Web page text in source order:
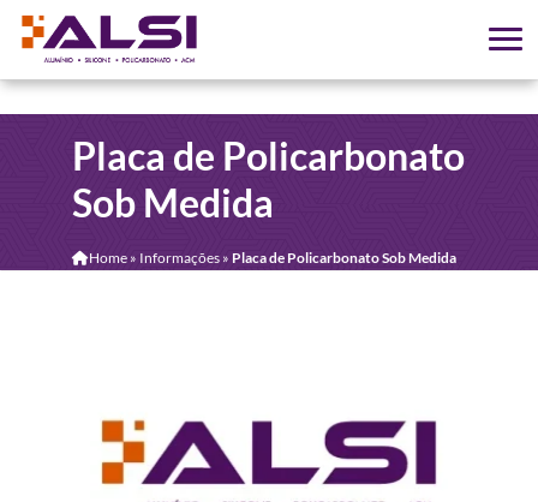
Placa de Policarbonato
Sob Medida
Home» Informações » Placa de Policarbonato Sob Medida